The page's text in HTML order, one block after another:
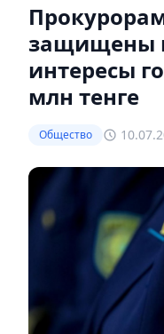
защищены
интересы
млн тенге
Общество